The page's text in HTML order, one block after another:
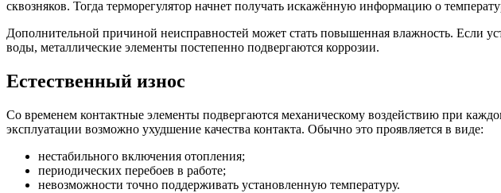
сквозняков. Тогда терморегулятор начнет получать искажённую информацию о
Дополнительной причиной неисправностей может стать повышенная влажность. Если
воды, металлические элементы постепенно подвергаются коррозии.
Естественный износ
Со временем контактные элементы подвергаются механическому воздействию при
эксплуатации возможно ухудшение качества контакта. Обычно это проявляется в виде:
нестабильного включения отопления;
периодических перебоев в работе;
невозможности точно поддерживать установленную температуру.